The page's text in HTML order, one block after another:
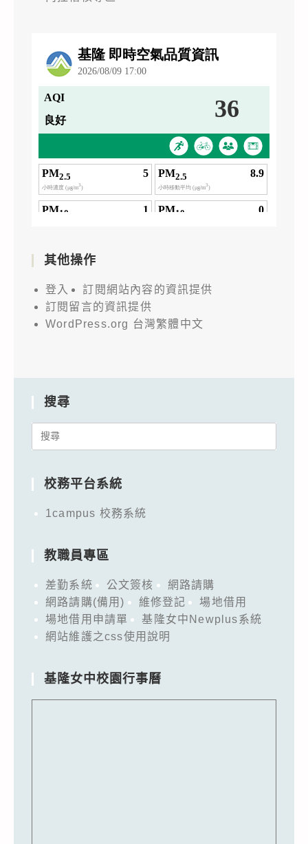
其他操作
登入
訂閱網站內容的資訊提供
訂閱留言的資訊提供
WordPress.org 台灣繁體中文
搜尋
Search
校務平台系統
1campus 校務系統
教職員專區
差勤系統 公文簽核
網路請購
網路請購(備用)
維修登記
場地借用
場地借用申請單
基隆女中Newplus系統
網站維護之css使用說明
基隆女中校園行事曆